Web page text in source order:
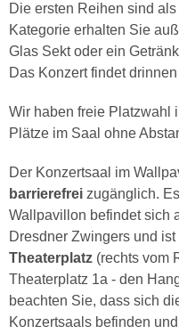
Die ersten Reihen sind
Kategorie erhalten Sie
Glas Sekt oder ein
Das Konzert findet
Wir haben freie Platzwahl
Plätze im Saal ohne
Der Konzertsaal im
barrierefrei zugänglich.
Wallpavillon befindet sich
Dresdner Zwingers und ist
Theaterplatz (rechts vom
Theaterplatz 1a - den
beachten Sie, dass sich
Konzertsaals befinden